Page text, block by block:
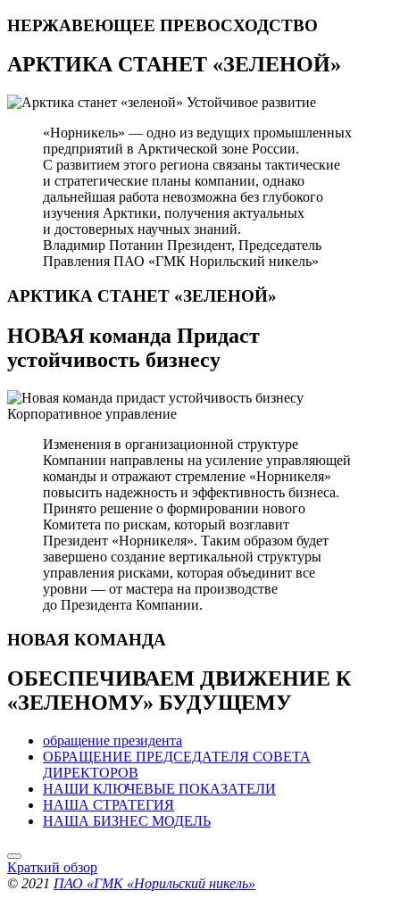
НЕРЖАВЕЮЩЕЕ ПРЕВОСХОДСТВО
АРКТИКА СТАНЕТ «ЗЕЛЕНОЙ»
Устойчивое развитие
«Норникель» — одно из ведущих промышленных
предприятий в Арктической зоне России.
С развитием этого региона связаны тактические
и стратегические планы компании, однако
дальнейшая работа невозможна без глубокого
изучения Арктики, получения актуальных
и достоверных научных знаний.
Владимир Потанин Президент, Председатель
Правления ПАО «ГМК Норильский никель»
АРКТИКА СТАНЕТ «ЗЕЛЕНОЙ»
НОВАЯ команда Придаст
устойчивость бизнесу
Корпоративное управление
Изменения в организационной структуре
Компании направлены на усиление управляющей
команды и отражают стремление «Норникеля»
повысить надежность и эффективность бизнеса.
Принято решение о формировании нового
Комитета по рискам, который возглавит
Президент «Норникеля». Таким образом будет
завершено создание вертикальной структуры
управления рисками, которая объединит все
уровни — от мастера на производстве
до Президента Компании.
НОВАЯ КОМАНДА
ОБЕСПЕЧИВАЕМ ДВИЖЕНИЕ К
«ЗЕЛЕНОМУ» БУДУЩЕМУ
обращение президента
ОБРАЩЕНИЕ ПРЕДСЕДАТЕЛЯ СОВЕТА
ДИРЕКТОРОВ
НАШИ КЛЮЧЕВЫЕ ПОКАЗАТЕЛИ
НАША СТРАТЕГИЯ
НАША БИЗНЕС МОДЕЛЬ
Краткий обзор
© 2021 ПАО «ГМК «Норильский никель»